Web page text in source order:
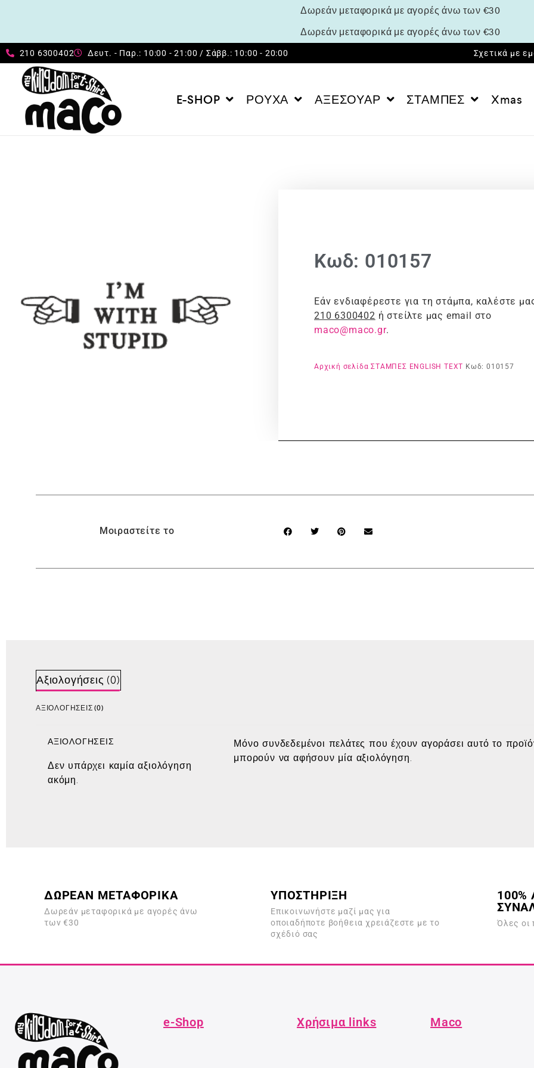
Δωρεάν μεταφορικά με αγορές άνω των €30
Δωρεάν μεταφορικά με αγορές άνω των €30
210 6300402 Δευτ. - Παρ.: 10:00 - 21:00 / Σάββ.: 10:00 - 20:00 Σχετικά με
E-SHOP ΡΟΥΧΑ ΑΞΕΣΟΥΑΡ ΣΤΑΜΠΕΣ Xmas
Κωδ: 010157
Εάν ενδιαφέρεστε για τη στάμπα, καλέστε
210 6300402 ή στείλτε μας email στο
maco@maco.gr.
Αρχική σελίδα ΣΤΑΜΠΕΣ ENGLISH TEXT Κωδ: 010157
Μοιραστείτε το
Αξιολογήσεις (0)
ΑΞΙΟΛΟΓΉΣΕΙΣ (0)
ΑΞΙΟΛΟΓΉΣΕΙΣ
Δεν υπάρχει καμία αξιολόγηση
ακόμη.
Μόνο συνδεδεμένοι πελάτες που έχουν αγοράσει αυτό το
μπορούν να αφήσουν μία αξιολόγηση.
ΔΩΡΕΑΝ ΜΕΤΑΦΟΡΙΚΑ
Δωρεάν μεταφορικά με αγορές άνω
των €30
ΥΠΟΣΤΗΡΙΞΗ
Επικοινωνήστε μαζί μας για
οποιαδήποτε βοήθεια χρειάζεστε με το
σχέδιό σας
100%
Όλες οι
e-Shop Χρήσιμα links Maco